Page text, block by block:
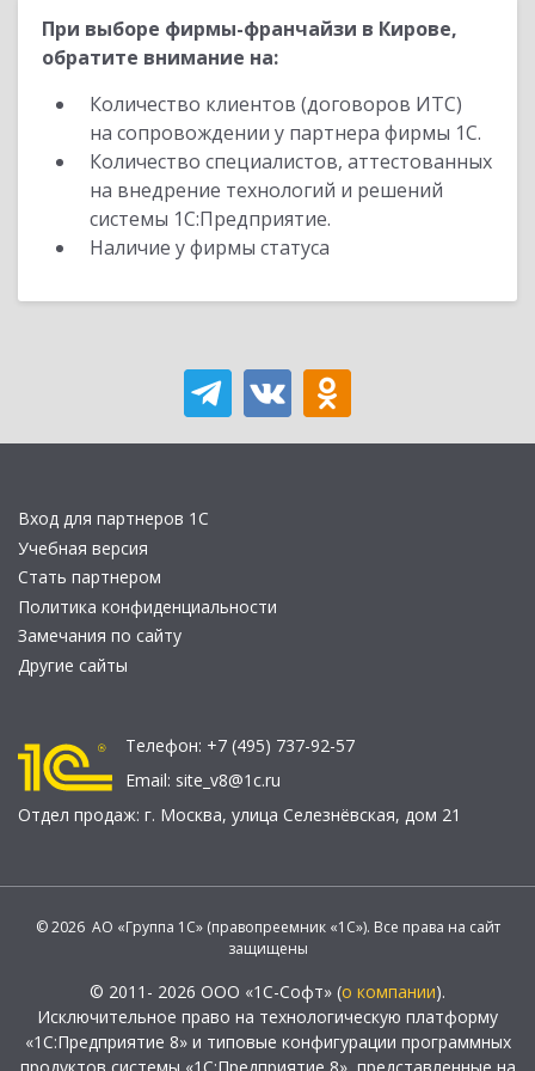
При выборе фирмы-франчайзи в Кирове,
обратите внимание на:
Количество клиентов (договоров ИТС)
на сопровождении у партнера фирмы 1С.
Количество специалистов, аттестованных
на внедрение технологий и решений
системы 1С:Предприятие.
Наличие у фирмы статуса
Вход для партнеров 1С
Учебная версия
Стать партнером
Политика конфиденциальности
Замечания по сайту
Другие сайты
Телефон: +7 (495) 737-92-57
Email: site_v8@1c.ru
Отдел продаж: г. Москва, улица Селезнёвская, дом 21
© 2026 АО «Группа 1С» (правопреемник «1С»). Все права на сайт
защищены
© 2011- 2026 ООО «1С-Софт» (о компании).
Исключительное право на технологическую платформу
«1С:Предприятие 8» и типовые конфигурации программных